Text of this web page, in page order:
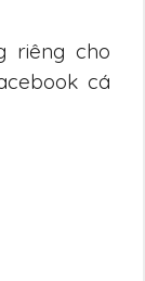
riêng cho
cá